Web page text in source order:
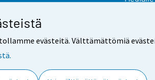
evästeitä. Välttämättömiä
Yhteystiedot Palaute